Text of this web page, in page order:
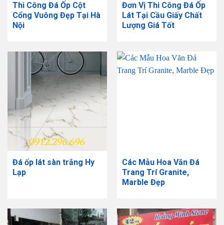
Thi Công Đá Ốp Cột
Cổng Vuông Đẹp Tại Hà
Nội
Đơn Vị Thi Công Đá Ốp
Lát Tại Cầu Giấy Chất
Lượng Giá Tốt
Đá ốp lát sàn trắng Hy
Lạp
Các Mẫu Hoa Văn Đá
Trang Trí Granite,
Marble Đẹp